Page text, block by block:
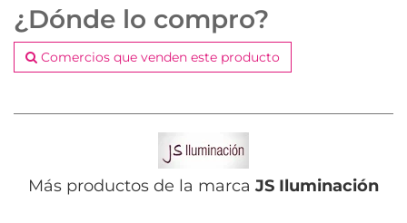
¿Dónde lo compro?
Comercios que venden este producto
Más productos de la marca JS Iluminación